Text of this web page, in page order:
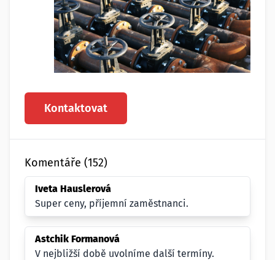
Kontaktovat
Komentáře (152)
Iveta Hauslerová
Super ceny, příjemní zaměstnanci.
Astchik Formanová
V nejbližší době uvolníme další termíny.